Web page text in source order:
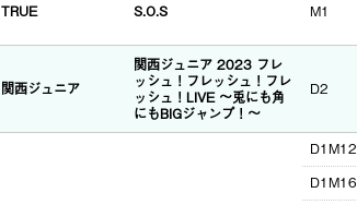
TRUE S.O.S M1
関西ジュニア
関西ジュニア 2023 フレ
ッシュ！フレッシュ！フレ
ッシュ！LIVE ～兎にも角
にもBIGジャンプ！〜
D2
D1M12
D1M16